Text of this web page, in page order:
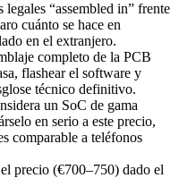
“assembled in” frente
cuánto se hace en
en el extranjero.
completo de la PCB
flashear el software y
técnico definitivo.
un SoC de gama
en serio a este precio,
comparable a teléfonos
precio (€700–750) dado el